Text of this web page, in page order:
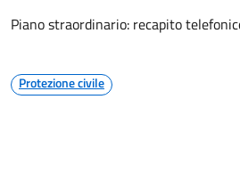
Piano straordinario: recapito
Protezione civile